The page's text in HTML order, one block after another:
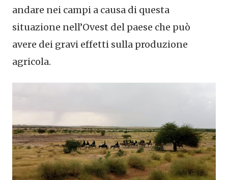
andare nei campi a causa di questa
situazione nell’Ovest del paese che può
avere dei gravi effetti sulla produzione
agricola.